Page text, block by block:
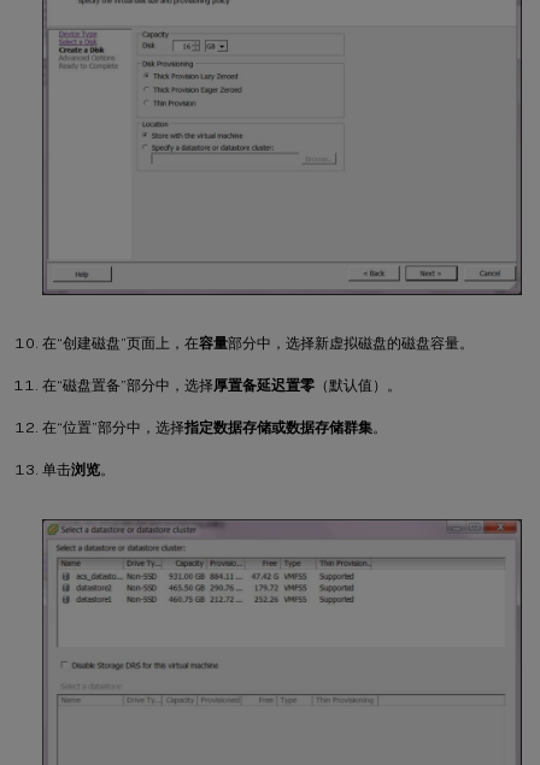
在“创建磁盘”页面上，在容量部分中，选择新虚拟磁盘的磁盘容量。
在“磁盘置备”部分中，选择厚置备延迟置零 （默认值）。
在“位置”部分中，选择指定数据存储或数据存储群集。
单击浏览。